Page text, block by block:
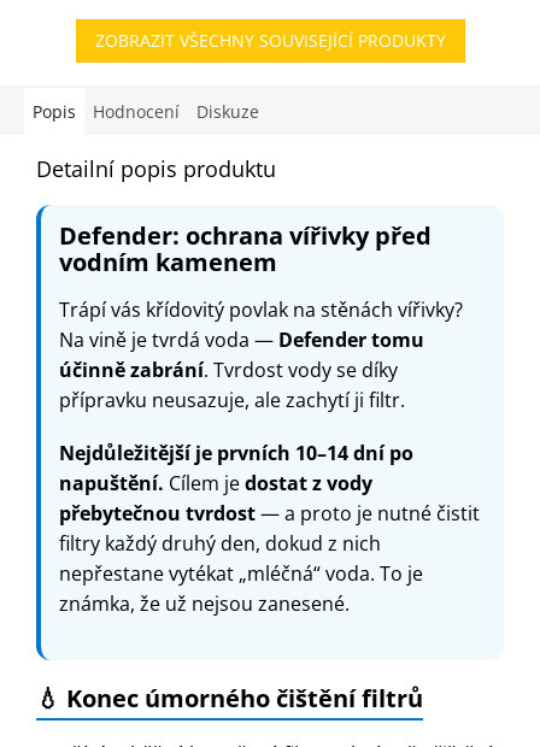
Nevadí....
ZOBRAZIT VŠECHNY SOUVISEJÍCÍ PRODUKTY
Popis Hodnocení Diskuze
Detailní popis produktu
Defender: ochrana vířivky před
vodním kamenem
Trápí vás křídovitý povlak na stěnách vířivky?
Na vině je tvrdá voda — Defender tomu
účinně zabrání. Tvrdost vody se díky
přípravku neusazuje, ale zachytí ji filtr.
Nejdůležitější je prvních 10–14 dní po
napuštění. Cílem jedostat z vody
přebytečnou tvrdost— a proto je nutné čistit
filtry každý druhý den, dokud z nich
nepřestane vytékat „mléčná“ voda. To je
známka, že už nejsou zanesené.
💧 Konec úmorného čištění filtrů